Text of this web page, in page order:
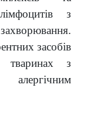
з
засобів
тваринах з